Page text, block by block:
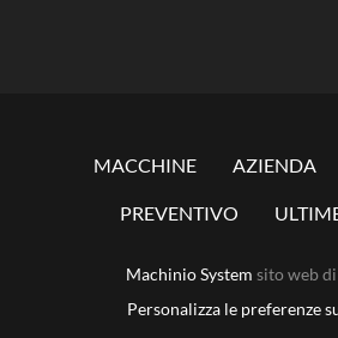
Personalizza le preferenze
Machinio System sito web di
MACCHINE AZIENDA
PREVENTIVO